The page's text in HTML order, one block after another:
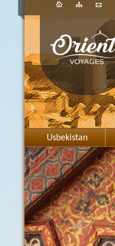
Usbekistan